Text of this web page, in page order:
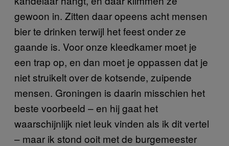
gewoon in. Zitten daar opeens acht mensen
bier te drinken terwijl het feest onder ze
gaande is. Voor onze kleedkamer moet je
een trap op, en dan moet je oppassen dat je
niet struikelt over de kotsende, zuipende
mensen. Groningen is daarin misschien het
beste voorbeeld – en hij gaat het
waarschijnlijk niet leuk vinden als ik dit vertel
– maar ik stond ooit met de burgemeester